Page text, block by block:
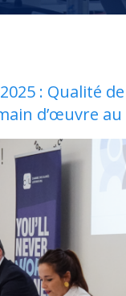
: Qualité
d’œuvre